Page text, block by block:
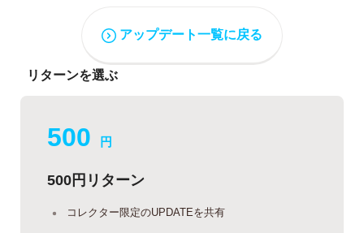
アップデート一覧に戻る
リターンを選ぶ
500 円
500円リターン
コレクター限定のUPDATEを共有